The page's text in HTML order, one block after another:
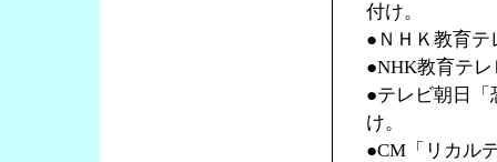
付け。
●ＮＨＫ教育テ
●NHK教育テ
●テレビ朝日「
け。
●CM「リカル